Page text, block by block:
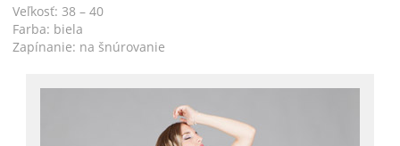
Veľkosť: 38 – 40
Farba: biela
Zapínanie: na šnúrovanie